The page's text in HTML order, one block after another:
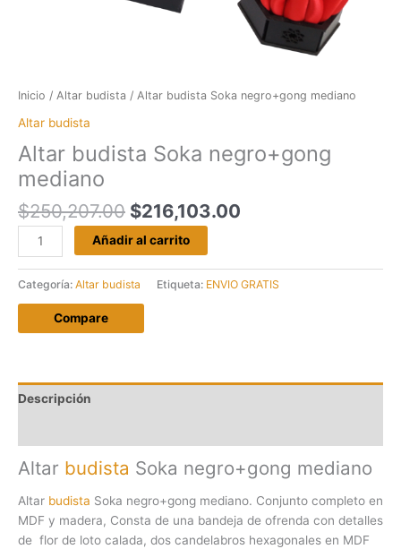
Inicio / Altar budista / Altar budista Soka negro+gong mediano
Altar budista
Altar budista Soka negro+gong
mediano
$250,207.00 El
precio
original
era:
$250,207.00.
$216,103.00
es:
$216,103.00.
Altar
budista
Soka
negro+gong
mediano
cantidad
Añadir al carrito
Categoría: Altar budista Etiqueta: ENVIO GRATIS
Compare
Descripción
Altar budista Soka negro+gong mediano
Altar budista Soka negro+gong mediano. Conjunto completo en
MDF y madera, Consta de una bandeja de ofrenda con detalles
de flor de loto calada, dos candelabros hexagonales en MDF